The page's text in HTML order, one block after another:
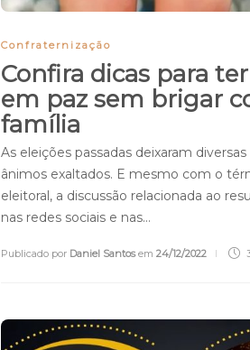
Confraternização
Confira dicas para
em paz sem brigar
família
As eleições passadas deixaram
ânimos exaltados. E mesmo com o
eleitoral, a discussão relacionada ao
nas redes sociais e nas…
Publicado por Daniel Santosem 24/12/2022